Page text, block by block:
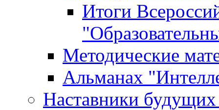
Итоги
Методические
Альманах
Наставники